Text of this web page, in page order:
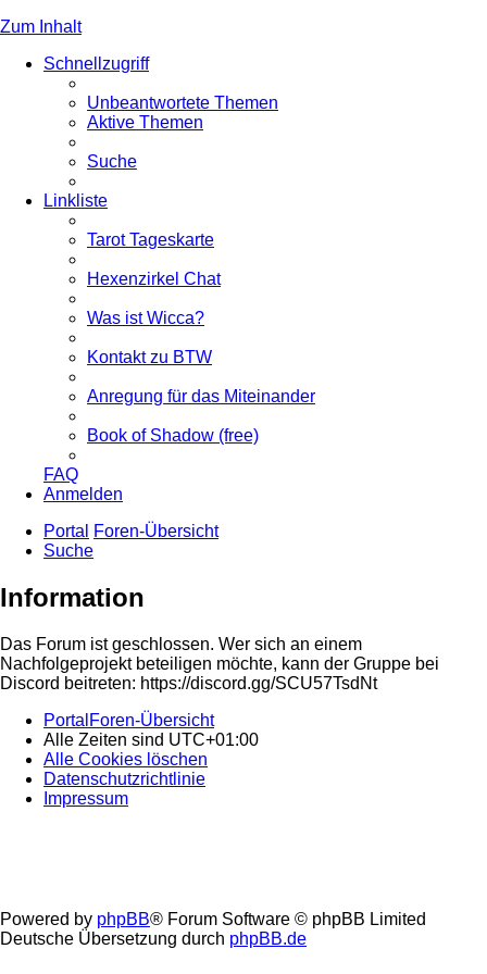
Zum Inhalt
Schnellzugriff
Unbeantwortete Themen
Aktive Themen
Suche
Linkliste
Tarot Tageskarte
Hexenzirkel Chat
Was ist Wicca?
Kontakt zu BTW
Anregung für das Miteinander
Book of Shadow (free)
FAQ
Anmelden
Portal
Foren-Übersicht
Suche
Information
Das Forum ist geschlossen. Wer sich an einem
Nachfolgeprojekt beteiligen möchte, kann der Gruppe bei
Discord beitreten: https://discord.gg/SCU57TsdNt
Portal Foren-Übersicht
Alle Zeiten sind UTC+01:00
Alle Cookies löschen
Datenschutzrichtlinie
Impressum
Powered by phpBB® Forum Software © phpBB Limited
Deutsche Übersetzung durch phpBB.de